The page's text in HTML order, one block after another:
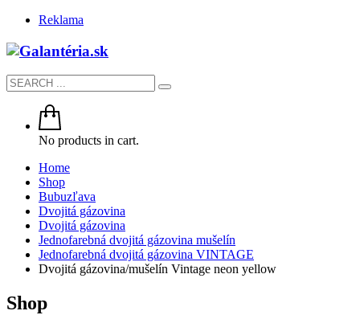
Reklama
No products in cart.
Home
Shop
Bubuzľava
Dvojitá gázovina
Dvojitá gázovina
Jednofarebná dvojitá gázovina mušelín
Jednofarebná dvojitá gázovina VINTAGE
Dvojitá gázovina/mušelín Vintage neon yellow
Shop